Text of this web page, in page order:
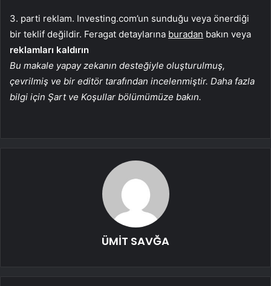
3. parti reklam. Investing.com’un sunduğu veya önerdiği
bir teklif değildir. Feragat detaylarına buradan bakın veya
reklamları kaldırın
Bu makale yapay zekanın desteğiyle oluşturulmuş,
çevrilmiş ve bir editör tarafından incelenmiştir. Daha fazla
bilgi için Şart ve Koşullar bölümümüze bakın.
ÜMİT SAVĞA